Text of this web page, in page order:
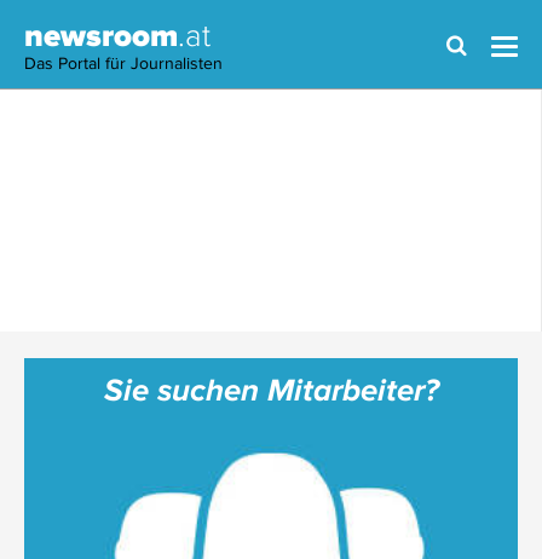
newsroom.at
Das Portal für Journalisten
Sie suchen Mitarbeiter?